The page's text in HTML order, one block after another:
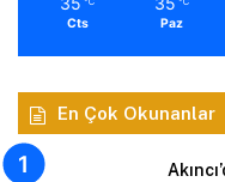
Cts Paz
En Çok Okunanlar